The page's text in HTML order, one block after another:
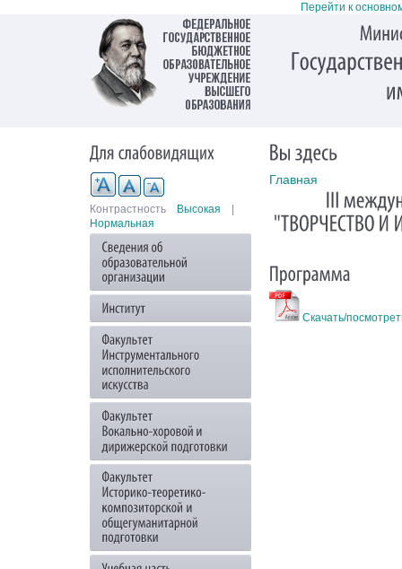
Перейти к
Контрастность Высокая
Нормальная
Главная
Скачать/